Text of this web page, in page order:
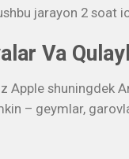
jarayon 2 soat
Va
Apple shuningdek
– geymlar,